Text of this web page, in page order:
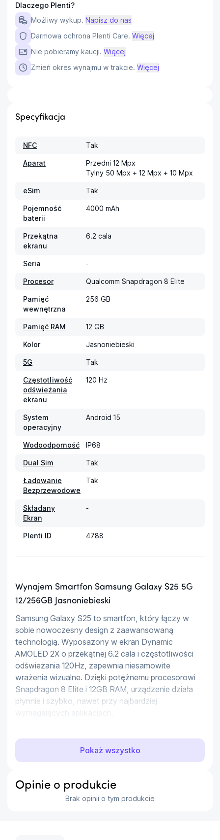
Dlaczego Plenti?
Możliwy wykup. Napisz do nas
Darmowa ochrona Plenti Care. Więcej
Nie pobieramy kaucji. Więcej
Zmień okres wynajmu w trakcie. Więcej
Specyfikacja
NFC Tak
Aparat
Przedni 12 Mpx
Tylny 50 Mpx + 12 Mpx + 10 Mpx
eSim Tak
Pojemność
baterii
4000 mAh
Przekątna
ekranu
6.2 cala
Seria -
Procesor Qualcomm Snapdragon 8 Elite
Pamięć
wewnętrzna
256 GB
Pamięć RAM 12 GB
Kolor Jasnoniebieski
5G Tak
Częstotliwość
odświeżania
ekranu
120 Hz
System
operacyjny
Android 15
Wodoodporność IP68
Dual Sim Tak
Ładowanie
Bezprzewodowe
Tak
Składany
Ekran
-
Plenti ID 4788
Wynajem Smartfon Samsung Galaxy S25 5G
12/256GB Jasnoniebieski
Samsung Galaxy S25 to smartfon, który łączy w
sobie nowoczesny design z zaawansowaną
technologią. Wyposażony w ekran Dynamic
AMOLED 2X o przekątnej 6.2 cala i częstotliwości
odświeżania 120Hz, zapewnia niesamowite
wrażenia wizualne. Dzięki potężnemu procesorowi
Snapdragon 8 Elite i 12GB RAM, urządzenie działa
płynnie i szybko, nawet przy najbardziej
Aparaty
Galaxy S25 posiada zaawansowany system
MP ultraszerokokątny i 10 MP teleobiektyw, które
pozwalają na uchwycenie każdego szczegółu.
Przedni aparat 12 MP zapewnia doskonałe selfie.
Pokaż wszystko
Opinie o produkcie
Brak opinii o tym produkcie